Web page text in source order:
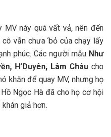
MV này quá vất vả, nên đến
vẫn chưa ‘bỏ của chạy lấy
phúc. Các người mẫu Như
H’Duyên, Lâm Châu cho
khăn để quay MV, nhưng họ
Ngọc Hà đã cho họ cơ hội
giả hơn.